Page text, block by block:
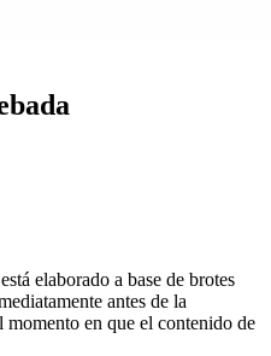
elaborado a base de brotes
antes de la
momento en que el contenido de